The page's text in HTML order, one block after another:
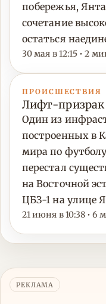
побережья,
сочетание
остаться
30 мая в 12:15 • 2
ПРОИСШЕСТВИЯ
Лифт-призрак
Один из
построенных в
мира по
перестал
на Восточной
ЦБЗ-1 на улице
21 июня в 10:38 • 6
РЕКЛАМА